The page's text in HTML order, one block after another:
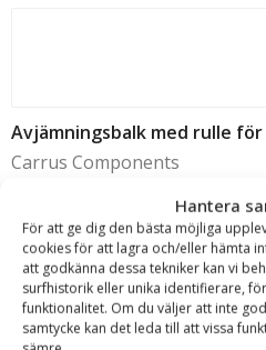
Hantera
För att ge dig den bästa möjliga
cookies för att lagra och/eller hämta
att godkänna dessa tekniker kan vi
surfhistorik eller unika identifierare,
funktionalitet. Om du väljer att inte
samtycke kan det leda till att vissa
Avjämningsbalk med rulle
Carrus Components
Begär offert